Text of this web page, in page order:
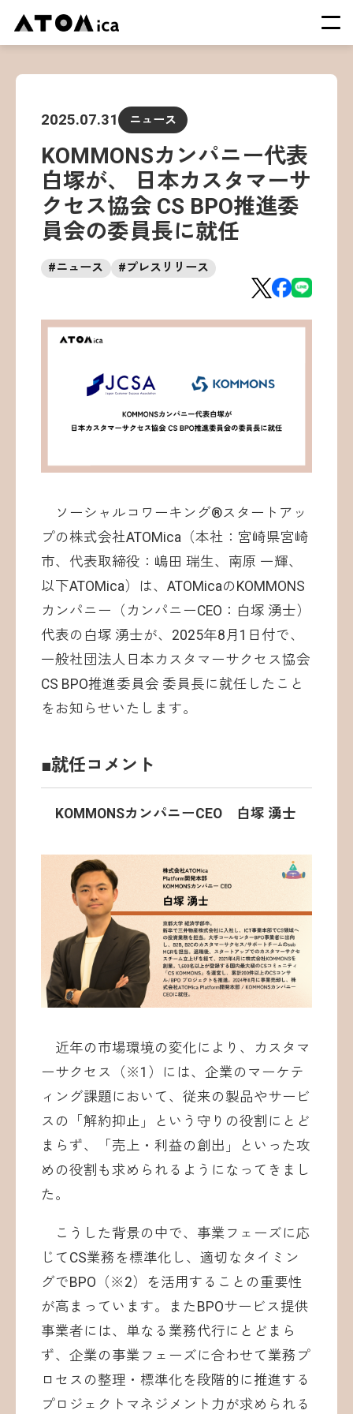
会社概要
サービス
運営施設一覧
ニュース
イベント
採用情報
お問い合わせ
©ATOMica Inc., All Rights Reserved.
2025.07.31 ニュース
KOMMONSカンパニー代表
白塚が、 日本カスタマーサ
クセス協会 CS BPO推進委
員会の委員長に就任
#ニュース #プレスリリース
ソーシャルコワーキング®︎スタートアッ
プの株式会社ATOMica（本社：宮崎県宮崎
市、代表取締役：嶋田 瑞生、南原 一輝、
以下ATOMica）は、ATOMicaのKOMMONS
カンパニー（カンパニーCEO：白塚 湧士）
代表の白塚 湧士が、2025年8月1日付で、
一般社団法人日本カスタマーサクセス協会
CS BPO推進委員会 委員長に就任したこと
をお知らせいたします。
■就任コメント
KOMMONSカンパニーCEO 白塚 湧士
近年の市場環境の変化により、カスタマ
ーサクセス（※1）には、企業のマーケテ
ィング課題において、従来の製品やサービ
スの「解約抑止」という守りの役割にとど
まらず、「売上・利益の創出」といった攻
めの役割も求められるようになってきまし
た。
こうした背景の中で、事業フェーズに応
じてCS業務を標準化し、適切なタイミン
グでBPO（※2）を活用することの重要性
が高まっています。またBPOサービス提供
事業者には、単なる業務代行にとどまら
ず、企業の事業フェーズに合わせて業務プ
ロセスの整理・標準化を段階的に推進する
プロジェクトマネジメント力が求められる